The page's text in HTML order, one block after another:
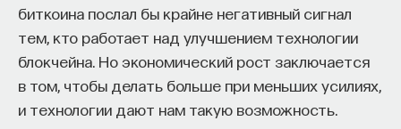
биткоина послал бы крайне негативный сигнал
тем, кто работает над улучшением технологии
блокчейна. Но экономический рост заключается
в том, чтобы делать больше при меньших усилиях,
и технологии дают нам такую возможность.
ПОДДЕРЖАТЬ ПОСТНАУКУ